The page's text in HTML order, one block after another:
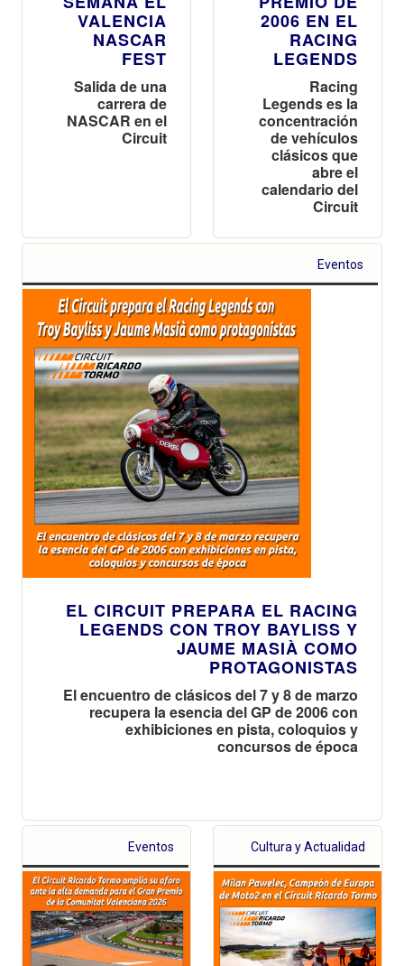
VALENCIA
NASCAR
FEST
Salida de una
carrera de
NASCAR en el
Circuit
2006 EN EL
RACING
LEGENDS
Racing
Legends es la
concentración
de vehículos
clásicos que
abre el
calendario del
Circuit
Eventos
EL CIRCUIT PREPARA EL RACING
LEGENDS CON TROY BAYLISS Y
JAUME MASIÀ COMO
PROTAGONISTAS
El encuentro de clásicos del 7 y 8 de marzo
recupera la esencia del GP de 2006 con
exhibiciones en pista, coloquios y
concursos de época
Eventos Cultura y Actualidad